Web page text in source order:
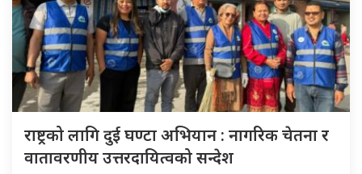
राष्ट्रको लागि दुई घण्टा अभियान : नागरिक चेतना र
वातावरणीय उत्तरदायित्वको सन्देश